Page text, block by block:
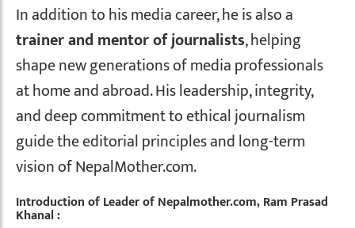
In addition to his media career, he is also a
trainer and mentor of journalists, helping
shape new generations of media professionals
at home and abroad. His leadership, integrity,
and deep commitment to ethical journalism
guide the editorial principles and long-term
vision of NepalMother.com.
Introduction of Leader of Nepalmother.com, Ram Prasad
Khanal :